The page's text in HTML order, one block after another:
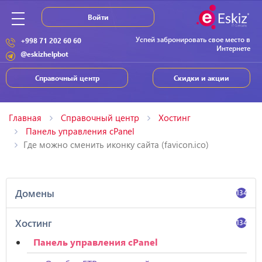
Успей забронировать свое место в
Интернете
+998 71 202 60 60
@eskizhelpbot
Скидки и акции
Справочный центр
Войти
Главная Справочный центр
Хостинг
Панель управления cPanel
Где можно сменить иконку сайта (favicon.ico)
Домены 134
Хостинг 134
Панель управления cPanel